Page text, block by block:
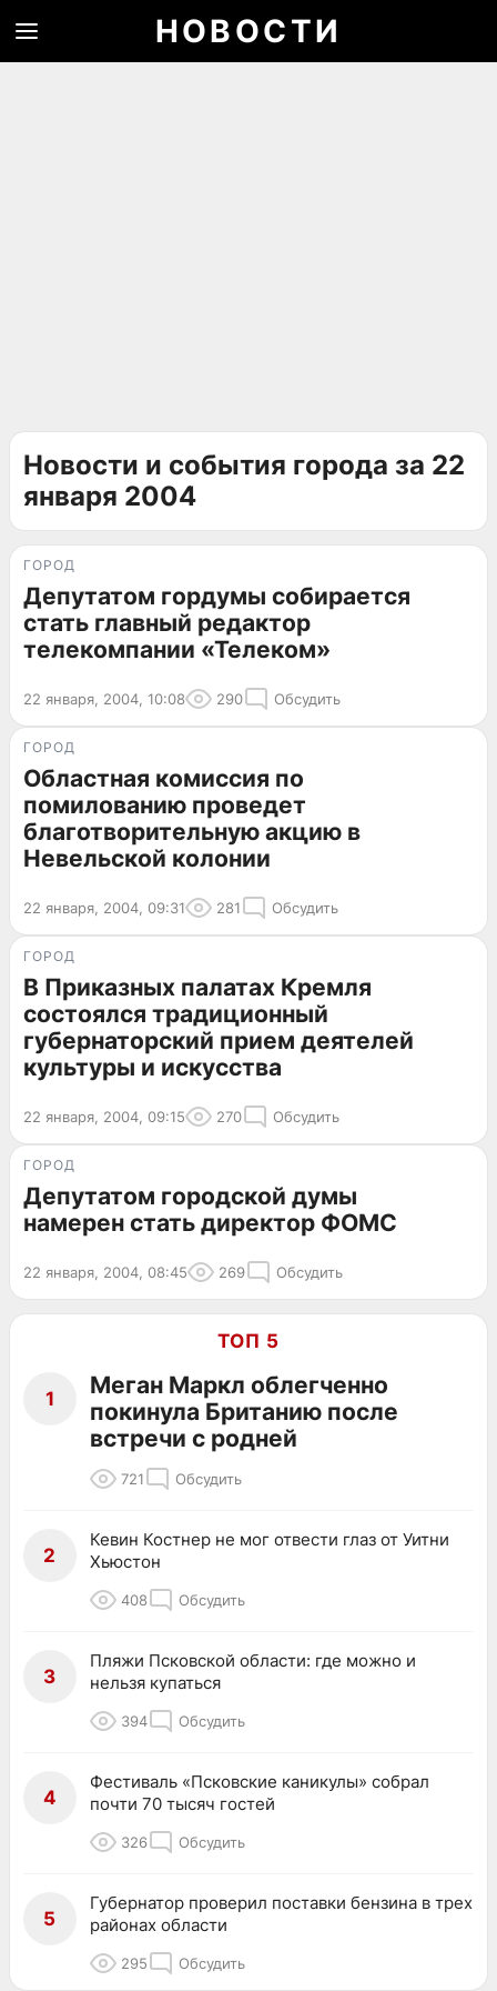
НОВОСТИ
Новости и события города за 22
января 2004
ГОРОД
Депутатом гордумы собирается
стать главный редактор
телекомпании «Телеком»
22 января, 2004, 10:08 290 Обсудить
ГОРОД
Областная комиссия по
помилованию проведет
благотворительную акцию в
Невельской колонии
22 января, 2004, 09:31 281 Обсудить
ГОРОД
В Приказных палатах Кремля
состоялся традиционный
губернаторский прием деятелей
культуры и искусства
22 января, 2004, 09:15 270 Обсудить
ГОРОД
Депутатом городской думы
намерен стать директор ФОМС
22 января, 2004, 08:45 269 Обсудить
ТОП 5
1
Меган Маркл облегченно
покинула Британию после
встречи с родней
721 Обсудить
2
Кевин Костнер не мог отвести глаз от Уитни
Хьюстон
408 Обсудить
3
Пляжи Псковской области: где можно и
нельзя купаться
394 Обсудить
4
Фестиваль «Псковские каникулы» собрал
почти 70 тысяч гостей
326 Обсудить
5
Губернатор проверил поставки бензина в трех
районах области
295 Обсудить